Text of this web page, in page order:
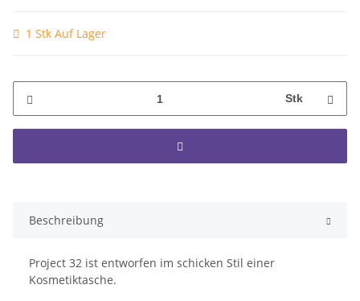
1 Stk Auf Lager
Stk
Beschreibung
Project 32 ist entworfen im schicken Stil einer
Kosmetiktasche.